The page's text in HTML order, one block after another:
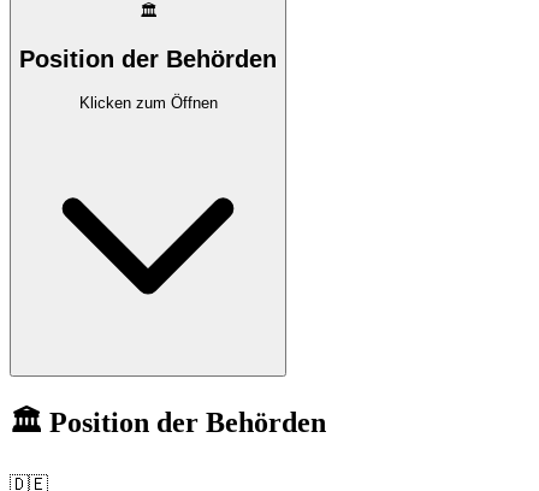
🏛️
Position der Behörden
Klicken zum Öffnen
🏛️ Position der Behörden
🇩🇪